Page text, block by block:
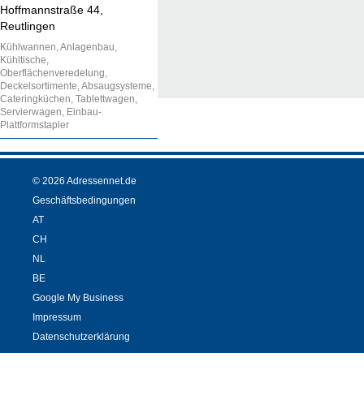
Hoffmannstraße 44,
Reutlingen
Kühlwannen, Anlagenbau,
Kühltische,
Oberflächenveredelung,
Deckelsortimente, Absaugsysteme,
Cateringküchen, Tablettwagen,
Servierwagen, Einbau-
Plattformstapler
© 2026 Adressennet.de
Geschäftsbedingungen
AT
CH
NL
BE
Google My Business
Impressum
Datenschutzerklärung